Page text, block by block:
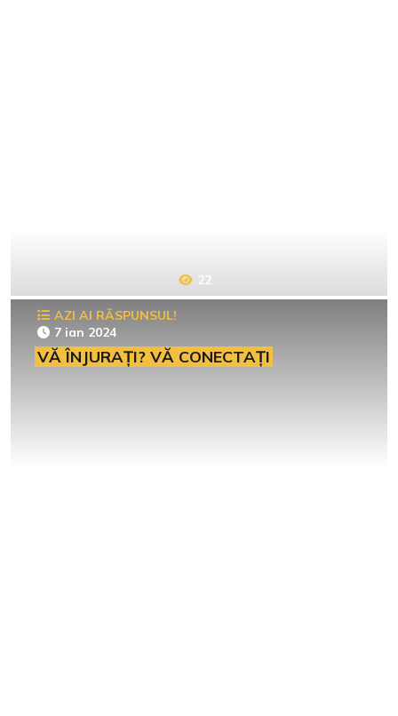
22
AZI AI RĂSPUNSUL!
7 ian 2024
VĂ ÎNJURAȚI? VĂ CONECTAȚI